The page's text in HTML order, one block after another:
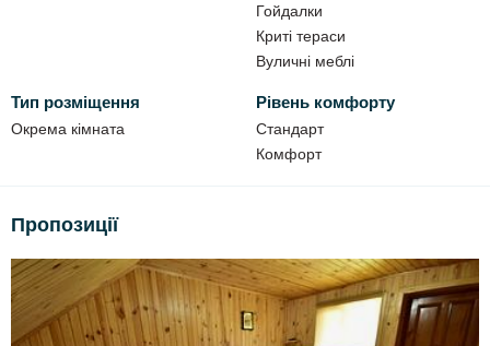
Гойдалки
Криті тераси
Вуличні меблі
Тип розміщення
Окрема кімната
Рівень комфорту
Стандарт
Комфорт
Пропозиції